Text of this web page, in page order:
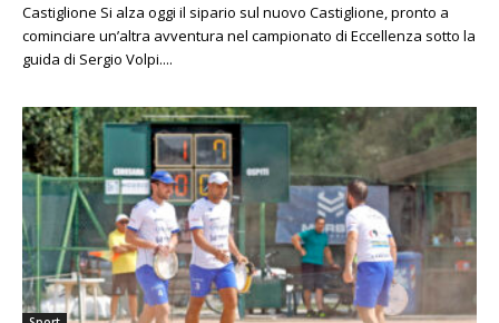
Castiglione Si alza oggi il sipario sul nuovo Castiglione, pronto a
cominciare un’altra avventura nel campionato di Eccellenza sotto la
guida di Sergio Volpi....